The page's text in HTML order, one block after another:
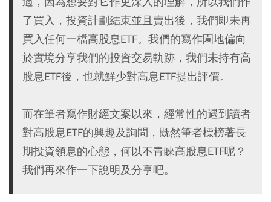
了買入，投資計劃結束並且賣出後，我們即未再
買入任何一檔高股息ETF。我們的寫作園地偏向
於實境分享我們的投資交易軌跡，我們未持有高
股息ETF後，也就鮮少對高息ETF提出評價。
而在筆者寫作財經文案以來，經常性的遇到讀者
對高股息ETF的興趣及詢問，既然筆者標榜著長
期投資領息的心態，何以不青睞高股息ETF呢？
我們再來作一下說明及分享吧。